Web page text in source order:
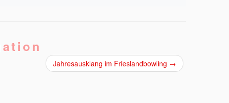
Jahresausklang im Frieslandbowling →